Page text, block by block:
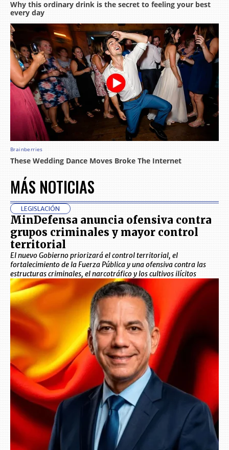
MÁS NOTICIAS
LEGISLACIÓN
MinDefensa anuncia ofensiva contra
grupos criminales y mayor control
territorial
El nuevo Gobierno priorizará el control territorial, el
fortalecimiento de la Fuerza Pública y una ofensiva contra las
estructuras criminales, el narcotráfico y los cultivos ilícitos